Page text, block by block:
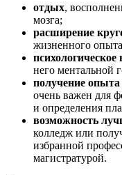
отдых,
мозга;
расширение
жизненного
психологическое
него ментальной
получение
очень важен для
и определения
возможность
колледж или
избранной
магистратурой.